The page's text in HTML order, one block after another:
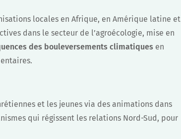
locales en Afrique, en Amérique latine et
dans le secteur de l’agroécologie, mise en
des bouleversements climatiquesen
et les jeunes via des animations dans
qui régissent les relations Nord-Sud, pour